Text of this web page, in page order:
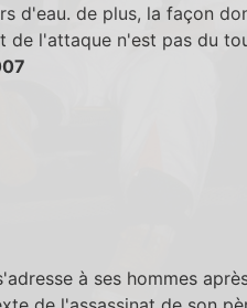
d'eau. de plus, la façon
de l'attaque n'est pas du
à ses hommes